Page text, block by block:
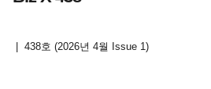
438호 (2026년 4월 Issue 1)